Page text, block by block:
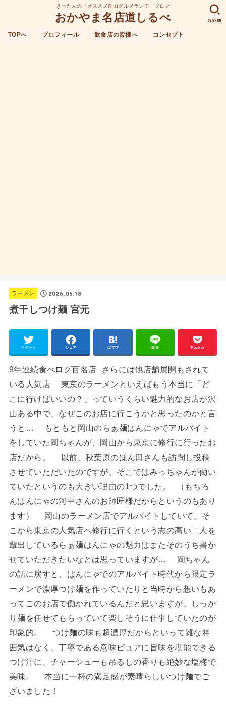
きーたんの「オススメ岡山グルメランチ」ブログ
おかやま名店道しるべ
TOPへ プロフィール 飲食店の皆様へ コンセプト
SEARCH
ラーメン 2026.05.18
煮干しつけ麺 宮元
ツイート シェア はてブ 送る Pocket
9年連続食べログ百名店 さらには他店舗展開もされて
いる人気店 東京のラーメンといえばもう本当に「ど
こに行けばいいの？」っていうくらい魅力的なお店が沢
山ある中で、なぜこのお店に行こうかと思ったのかと言
うと… もともと岡山のらぁ麺はんにゃでアルバイト
をしていた岡ちゃんが、岡山から東京に修行に行ったお
店だから。 以前、秋葉原のほん田さんも訪問し投稿
させていただいたのですが、そこではみっちゃんが働い
ていたというのも大きい理由の1つでした。 （もちろ
んはんにゃの河中さんのお師匠様だからというのもあり
ます） 岡山のラーメン店でアルバイトしていて、そ
こから東京の人気店へ修行に行くという志の高い二人を
輩出しているらぁ麺はんにゃの魅力はまたそのうち書か
せていただきたいなとは思っていますが… 岡ちゃん
の話に戻すと、はんにゃでのアルバイト時代から限定ラ
ーメンで濃厚つけ麺を作っていたりと当時から想いもあ
ってこのお店で働かれているんだと思いますが、しっか
り麺を任せてもらっていて楽しそうに仕事していたのが
印象的。 つけ麺の味も超濃厚だからといって雑な雰
囲気はなく、丁寧である意味ピュアに旨味を堪能できる
つけ汁に、チャーシューも吊るしの香りも絶妙な塩梅で
美味。 本当に一杯の満足感が素晴らしいつけ麺でご
ざいました！